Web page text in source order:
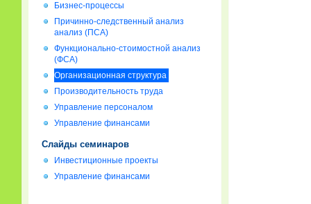
Бизнес-процессы
Причинно-следственный анализ
анализ (ПСА)
Функционально-стоимостной анализ
(ФСА)
Организационная структура
Производительность труда
Управление персоналом
Управление финансами
Слайды семинаров
Инвестиционные проекты
Управление финансами